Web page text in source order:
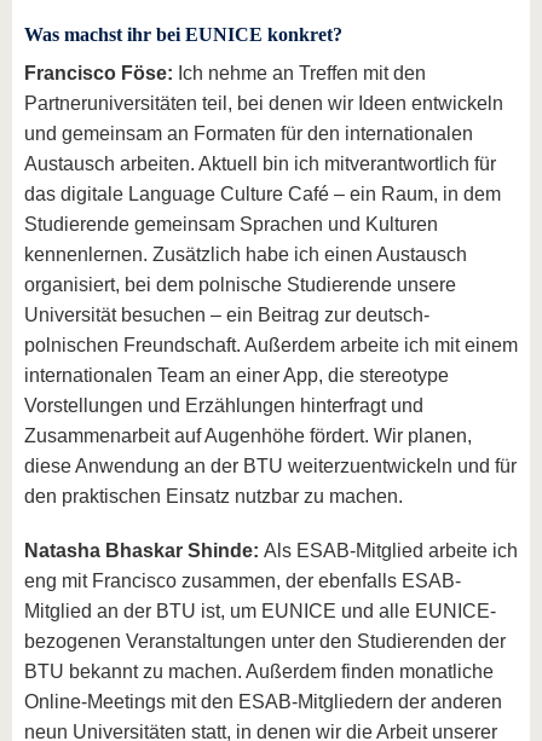
Was machst ihr bei EUNICE konkret?
Francisco Föse: Ich nehme an Treffen mit den
Partneruniversitäten teil, bei denen wir Ideen entwickeln
und gemeinsam an Formaten für den internationalen
Austausch arbeiten. Aktuell bin ich mitverantwortlich für
das digitale Language Culture Café – ein Raum, in dem
Studierende gemeinsam Sprachen und Kulturen
kennenlernen. Zusätzlich habe ich einen Austausch
organisiert, bei dem polnische Studierende unsere
Universität besuchen – ein Beitrag zur deutsch-
polnischen Freundschaft. Außerdem arbeite ich mit einem
internationalen Team an einer App, die stereotype
Vorstellungen und Erzählungen hinterfragt und
Zusammenarbeit auf Augenhöhe fördert. Wir planen,
diese Anwendung an der BTU weiterzuentwickeln und für
den praktischen Einsatz nutzbar zu machen.
Natasha Bhaskar Shinde: Als ESAB-Mitglied arbeite ich
eng mit Francisco zusammen, der ebenfalls ESAB-
Mitglied an der BTU ist, um EUNICE und alle EUNICE-
bezogenen Veranstaltungen unter den Studierenden der
BTU bekannt zu machen. Außerdem finden monatliche
Online-Meetings mit den ESAB-Mitgliedern der anderen
neun Universitäten statt, in denen wir die Arbeit unserer